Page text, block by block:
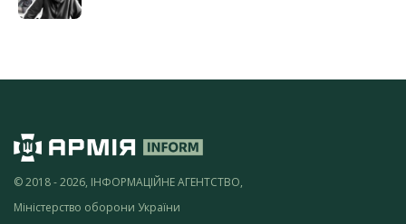
© 2018 - 2026, ІНФОРМАЦІЙНЕ АГЕНТСТВО,
Міністерство оборони України